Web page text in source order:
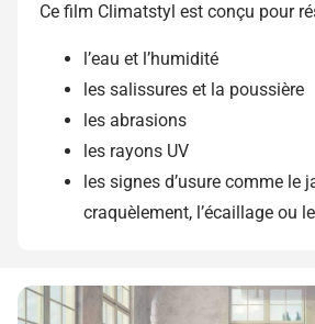
Ce film Climatstyl est conçu pour
l’eau et l’humidité
les salissures et la poussière
les abrasions
les rayons UV
les signes d’usure comme le
craquèlement, l’écaillage ou